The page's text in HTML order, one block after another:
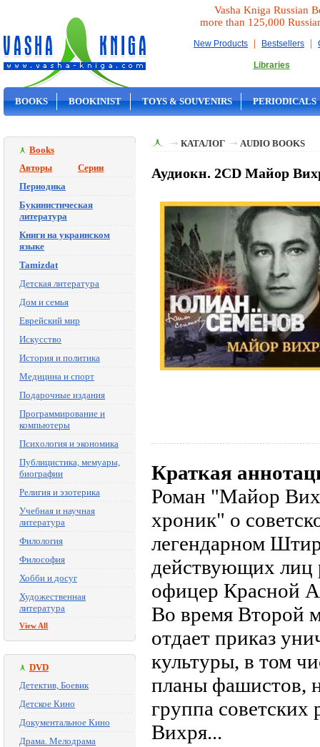
Vasha Kniga Russian
more than 125,000
New Products | Bestsellers |
Libraries
BOOKS BOOKINIST TOYS & SOUVENIRS PERIODICALS
Books
Авторы
Серии
Периодика
Букинистическая
литература
Книги на украинском
языке
Tamizdat
Детская литература
Дом и семья
Еврейский мир
Искусство
История и политика
Медицина и спорт
Подарочные издания
Программирование и
компьютеры
Психология и экономика
Публицистика, мемуары,
биографии
Религия и эзотерика
Учебная и научная
литература
Филология
Философия
Хобби и досуг
Художественная
литература
View All
DVD
Детектив, Боевик
Детское Кино
Документальное Кино
Драма. Мелодрама
КАТАЛОГ AUDIO BOOKS
Аудиокн. 2CD Майор
Краткая
Роман "Майор
хроник" о
легендарном
действующих лиц
офицер Красной
Во время Второй
отдает приказ
культуры, в том
планы фашистов,
группа советских
Вихря...